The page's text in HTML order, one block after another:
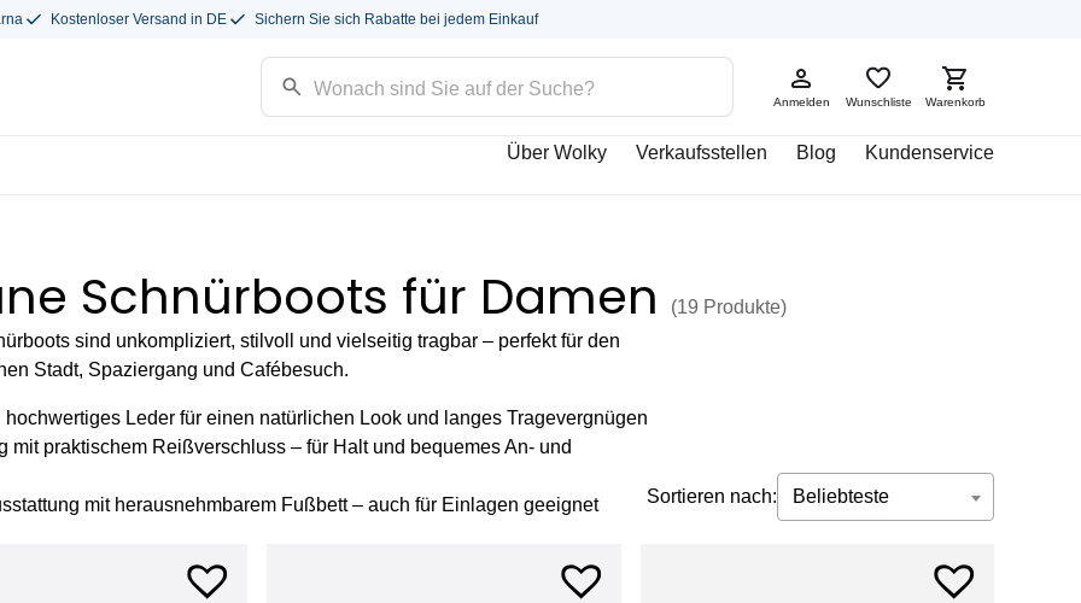
Kostenloser Versand in DE Sichern Sie sich Rabatte bei jedem Einkauf
Anmelden Wunschliste Warenkorb
Über Wolky Verkaufsstellen Blog Kundenservice
Schnürboots für Damen (19 Produkte)
sind unkompliziert, stilvoll und vielseitig tragbar – perfekt für den
Stadt, Spaziergang und Cafébesuch.
Leder für einen natürlichen Look und langes Tragevergnügen
mit praktischem Reißverschluss – für Halt und bequemes An- und
mit herausnehmbarem Fußbett – auch für Einlagen geeignet Sortieren nach: Beliebteste